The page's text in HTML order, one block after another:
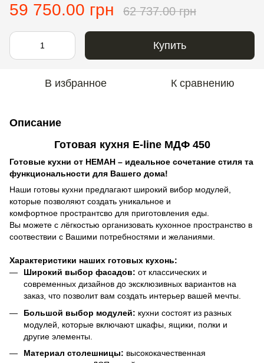
59 750.00 грн 62 737.00 грн
Купить
В избранное К сравнению
Описание
Готовая кухня E-line МДФ 450
Готовые кухни от НЕМАН – идеальное сочетание стиля та
функциональности для Вашего дома!
Наши готовы кухни предлагают широкий вибор модулей,
которые позволяют создать уникальное и
комфортное пространтсво для приготовления еды.
Вы можете с лёгкостью организовать кухонное пространство в
соотвествии с Вашими потребностями и желаниями.
Характеристики наших готовых кухонь:
Широкий выбор фасадов: от классических и
современных дизайнов до эксклюзивных вариантов на
заказ, что позволит вам создать интерьер вашей мечты.
Большой выбор модулей: кухни состоят из разных
модулей, которые включают шкафы, ящики, полки и
другие элементы.
Материал столешницы: высококачественная